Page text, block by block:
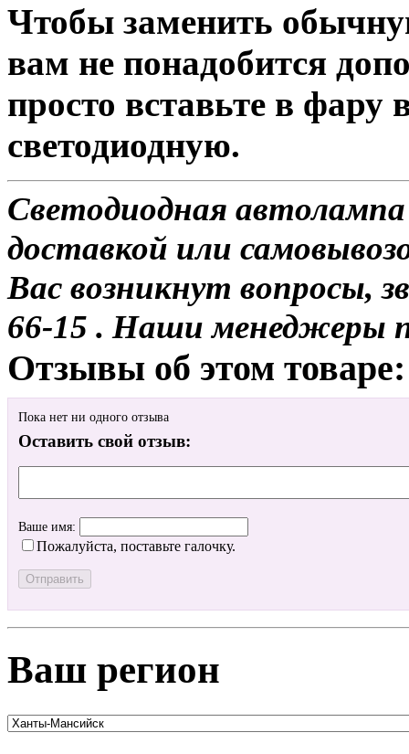
Чтобы заменить
вам не понадобится
просто вставьте в
светодиодную.
Светодиодная
доставкой или
Вас возникнут вопросы,
66-15 . Наши менеджеры
Отзывы об этом товаре:
Пока нет ни одного отзыва
Оставить свой отзыв:
Ваше имя:
Пожалуйста, поставьте галочку.
Ваш регион